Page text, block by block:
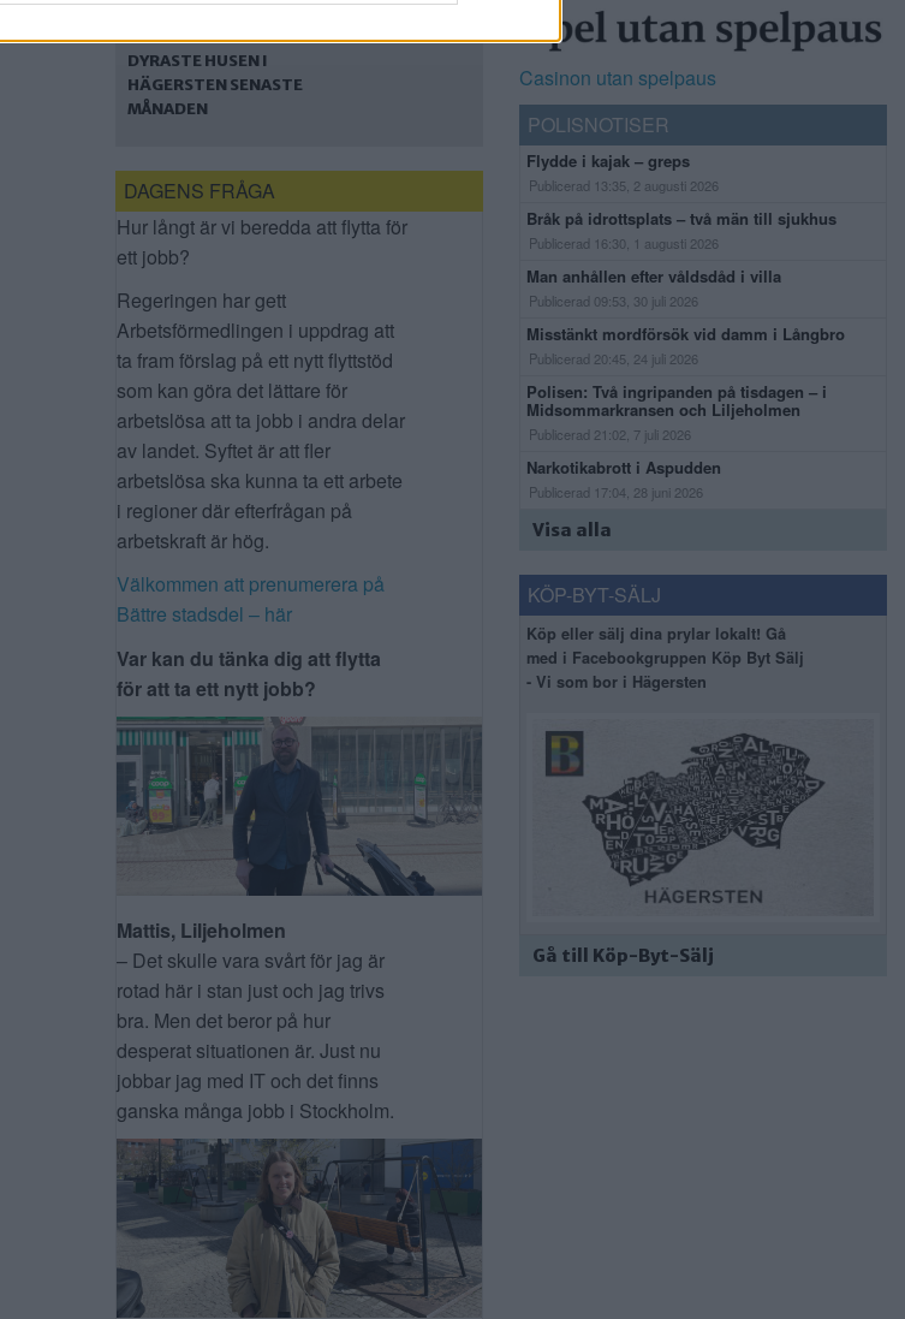
LISTA: HÄR ÄR DE FEM
DYRASTE HUSEN I
HÄGERSTEN SENASTE
MÅNADEN
DAGENS FRÅGA
Hur långt är vi beredda att flytta för
ett jobb?
Regeringen har gett
Arbetsförmedlingen i uppdrag att
ta fram förslag på ett nytt flyttstöd
som kan göra det lättare för
arbetslösa att ta jobb i andra delar
av landet. Syftet är att fler
arbetslösa ska kunna ta ett arbete
i regioner där efterfrågan på
arbetskraft är hög.
Välkommen att prenumerera på
Bättre stadsdel – här
Var kan du tänka dig att flytta
för att ta ett nytt jobb?
Mattis, Liljeholmen
– Det skulle vara svårt för jag är
rotad här i stan just och jag trivs
bra. Men det beror på hur
desperat situationen är. Just nu
jobbar jag med IT och det finns
ganska många jobb i Stockholm.
Casinon utan spelpaus
POLISNOTISER
Flydde i kajak – greps
Publicerad 13:35, 2 augusti 2026
Bråk på idrottsplats – två män till sjukhus
Publicerad 16:30, 1 augusti 2026
Man anhållen efter våldsdåd i villa
Publicerad 09:53, 30 juli 2026
Misstänkt mordförsök vid damm i Långbro
Publicerad 20:45, 24 juli 2026
Polisen: Två ingripanden på tisdagen – i
Midsommarkransen och Liljeholmen
Publicerad 21:02, 7 juli 2026
Narkotikabrott i Aspudden
Publicerad 17:04, 28 juni 2026
Visa alla
KÖP-BYT-SÄLJ
Köp eller sälj dina prylar lokalt! Gå
med i Facebookgruppen Köp Byt Sälj
- Vi som bor i Hägersten
Gå till Köp-Byt-Sälj